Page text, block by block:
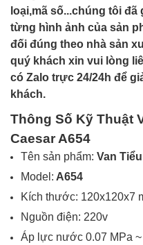
loại,mã số...chúng tôi
từng hình ảnh của sản
đối đúng theo nhà sản
quý khách xin vui lòng
có Zalo trực 24/24h để
khách.
Thông Số Kỹ Thuật
Caesar A654
Tên sản phẩm: Van
Model: A654
Kích thước: 120x120x7
Nguồn điện: 220v
Áp lực nước 0.07 MPa ~